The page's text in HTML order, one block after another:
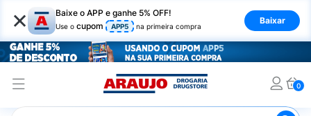
× Baixe o APP e ganhe 5% OFF!
Use o cupom APP5 na primeira compra
Baixar
0